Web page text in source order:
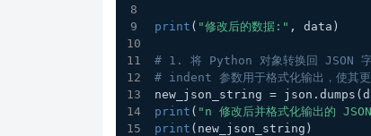
print ( "修改后的数据:" , data)
# 1. 将 Python 对象转换回 JSON 字
# indent 参数用于格式化输出，使其更
new_json_string =
print ( "n 修改后并格式化输出的
print (new_json_string)